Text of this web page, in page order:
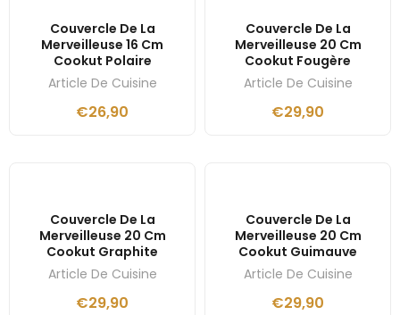
Couvercle De La
Merveilleuse 16 Cm
Cookut Polaire
Article De Cuisine
€26,90
Couvercle De La
Merveilleuse 20 Cm
Cookut Fougère
Article De Cuisine
€29,90
Couvercle De La
Merveilleuse 20 Cm
Cookut Graphite
Article De Cuisine
€29,90
Couvercle De La
Merveilleuse 20 Cm
Cookut Guimauve
Article De Cuisine
€29,90